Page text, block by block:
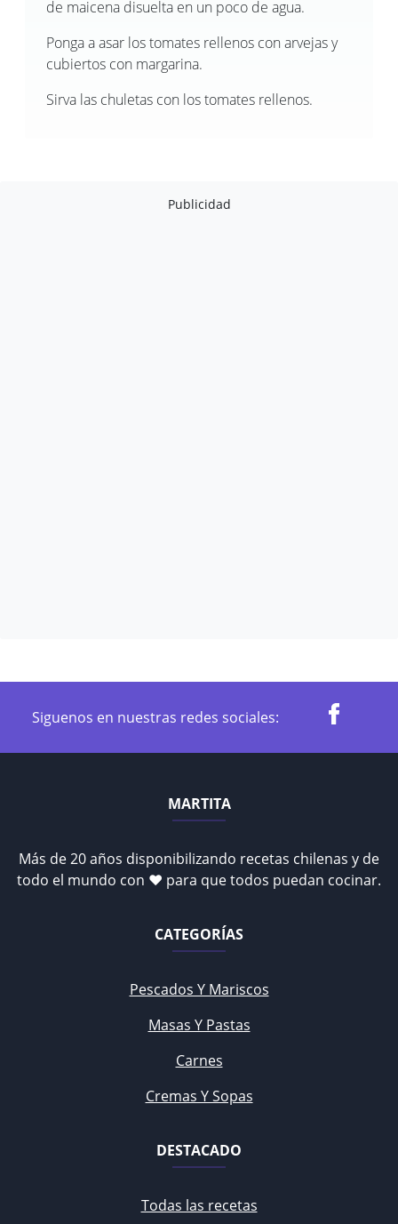
de maicena disuelta en un poco de agua.
Ponga a asar los tomates rellenos con arvejas y
cubiertos con margarina.
Sirva las chuletas con los tomates rellenos.
Publicidad
Siguenos en nuestras redes sociales:
MARTITA
Más de 20 años disponibilizando recetas chilenas y de
todo el mundo con ♥ para que todos puedan cocinar.
CATEGORÍAS
Pescados Y Mariscos
Masas Y Pastas
Carnes
Cremas Y Sopas
DESTACADO
Todas las recetas